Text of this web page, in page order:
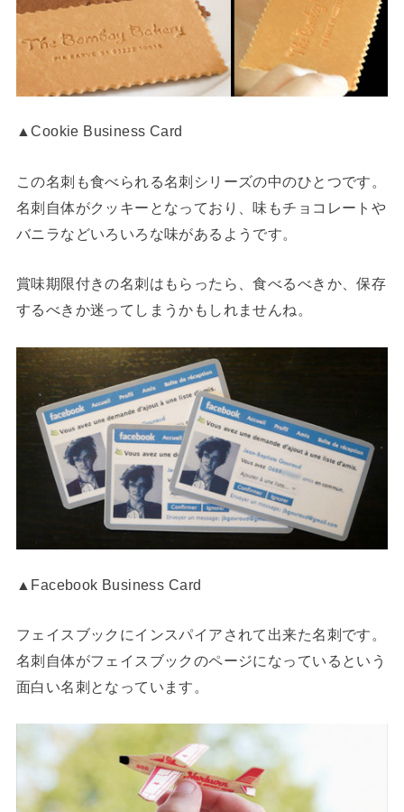
▲Cookie Business Card
この名刺も食べられる名刺シリーズの中のひとつです。
名刺自体がクッキーとなっており、味もチョコレートや
バニラなどいろいろな味があるようです。
賞味期限付きの名刺はもらったら、食べるべきか、保存
するべきか迷ってしまうかもしれませんね。
▲Facebook Business Card
フェイスブックにインスパイアされて出来た名刺です。
名刺自体がフェイスブックのページになっているという
面白い名刺となっています。